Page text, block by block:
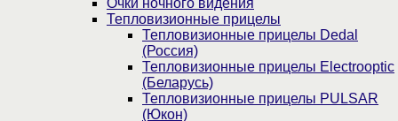
Очки ночного видения
Тепловизионные прицелы
Тепловизионные прицелы Dedal
(Россия)
Тепловизионные прицелы Electrooptic
(Беларусь)
Тепловизионные прицелы PULSAR
(Юкон)